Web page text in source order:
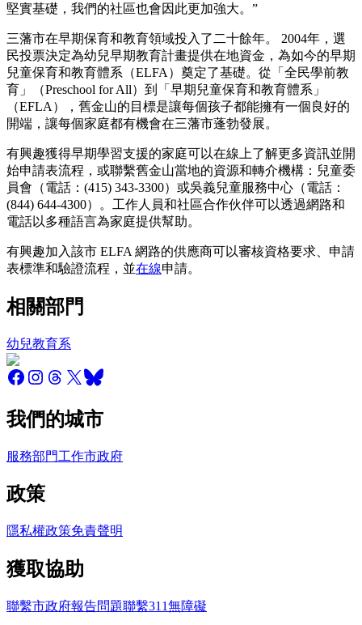
堅實基礎，我們的社區也會因此更加強大。”
三藩市在早期保育和教育領域投入了二十餘年。 2004年，選
民投票決定為幼兒早期教育計畫提供在地資金，為如今的早期
兒童保育和教育體系（ELFA）奠定了基礎。從「全民學前教
育」（Preschool for All）到「早期兒童保育和教育體系」
（EFLA），舊金山的目標是讓每個孩子都能擁有一個良好的
開端，讓每個家庭都有機會在三藩市蓬勃發展。
有興趣獲得早期學習支援的家庭可以在線上了解更多資訊並開
始申請表流程，或聯繫舊金山當地的資源和轉介機構：兒童委
員會（電話：(415) 343-3300）或吳義兒童服務中心（電話：
(844) 644-4300）。工作人員和社區合作伙伴可以透過網路和
電話以多種語言為家庭提供幫助。
有興趣加入該市 ELFA 網路的供應商可以審核資格要求、申請
表標準和驗證流程，並在線申請。
相關部門
幼兒教育系
我們的城市
服務部門工作市政府
政策
隱私權政策免責聲明
獲取協助
聯繫市政府報告問題聯繫311無障礙